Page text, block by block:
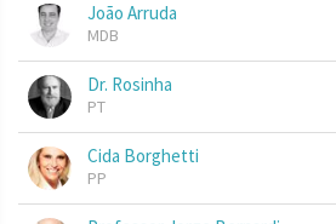
João Arruda
MDB
Dr. Rosinha
PT
Cida Borghetti
PP